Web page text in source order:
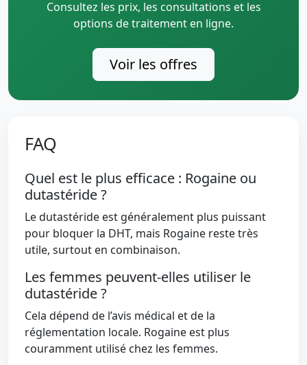
Consultez les prix, les consultations et les
options de traitement en ligne.
Voir les offres
FAQ
Quel est le plus efficace : Rogaine ou
dutastéride ?
Le dutastéride est généralement plus puissant
pour bloquer la DHT, mais Rogaine reste très
utile, surtout en combinaison.
Les femmes peuvent-elles utiliser le
dutastéride ?
Cela dépend de l’avis médical et de la
réglementation locale. Rogaine est plus
couramment utilisé chez les femmes.